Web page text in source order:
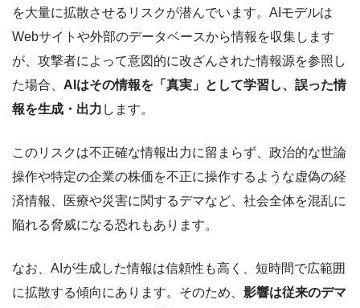
を大量に拡散させるリスクが潜んでいます。AIモデルは
Webサイトや外部のデータベースから情報を収集します
が、攻撃者によって意図的に改ざんされた情報源を参照し
た場合、 AIはその情報を「真実」として学習し、誤った情
報を生成・出力 します。
このリスクは不正確な情報出力に留まらず、政治的な世論
操作や特定の企業の株価を不正に操作するような虚偽の経
済情報、医療や災害に関するデマなど、社会全体を混乱に
陥れる脅威になる恐れもあります。
なお、AIが生成した情報は信頼性も高く、短時間で広範囲
に拡散する傾向にあります。そのため、 影響は従来のデマ